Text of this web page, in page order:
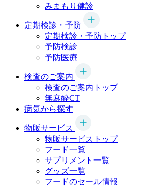
みまもり健診
定期検診・予防
定期検診・予防トップ
予防検診
予防医療
検査のご案内
検査のご案内トップ
無麻酔CT
病気から探す
物販サービス
物販サービストップ
フード一覧
サプリメント一覧
グッズ一覧
フードのセール情報